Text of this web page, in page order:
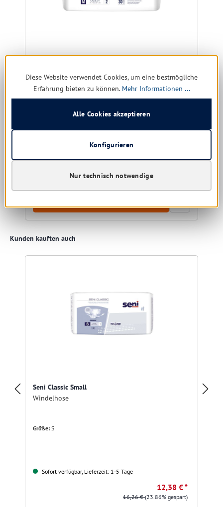
Seni Classic Basic
Größe: M | L | XL
Sofort verfügbar, Lieferzeit: 1-5 Tage
13,24 € *
17,46 €
Produktgalerie überspringen
Kunden kauften auch
Seni Classic Small
Windelhose
Größe: S
Sofort verfügbar, Lieferzeit: 1-5 Tage
12,38 € *
16,26 €(23.86% gespart)
Diese Website verwendet Cookies, um eine bestmögliche
Erfahrung bieten zu können. Mehr Informationen ...
Nur technisch notwendige
Konfigurieren
Alle Cookies akzeptieren